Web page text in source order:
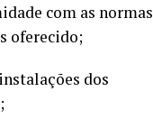
com as normas
oferecido;
dos